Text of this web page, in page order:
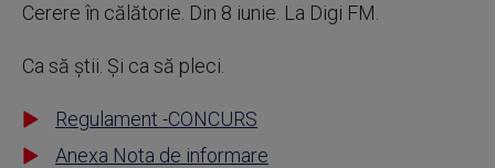
Cerere în călătorie. Din 8 iunie. La Digi FM.
Ca să știi. Și ca să pleci.
Regulament -CONCURS
Anexa Nota de informare